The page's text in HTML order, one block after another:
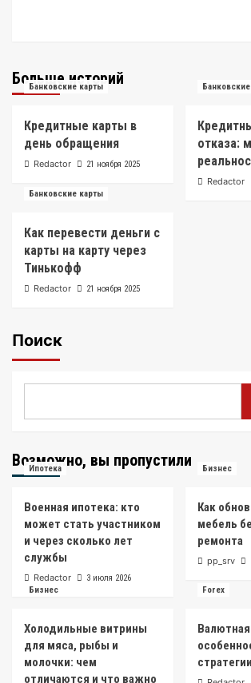
Больше историй
Банковские карты
Кредитные карты в
день обращения
Redactor 21 ноября 2025
отказа:
Redactor
Банковские карты
Как перевести деньги с
карты на карту через
Тинькофф
Redactor 21 ноября 2025
Поиск
Возможно, вы пропустили
Ипотека
Военная ипотека: кто
может стать участником
и через сколько лет
службы
Redactor 3 июля 2026
Бизнес
Как
мебель
ремонта
pp_srv
Бизнес
Холодильные витрины
для мяса, рыбы и
молочки: чем
отличаются и что важно
Forex
Валютная